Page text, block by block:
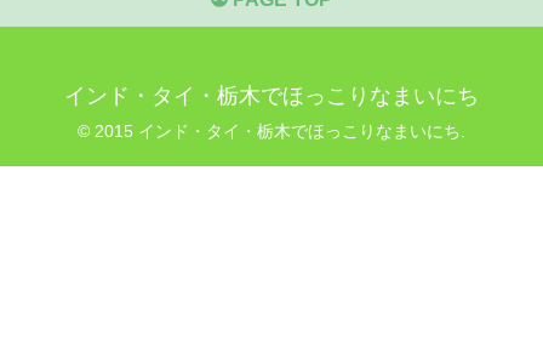
インド・タイ・栃木でほっこりなまいにち
© 2015 インド・タイ・栃木でほっこりなまいにち.